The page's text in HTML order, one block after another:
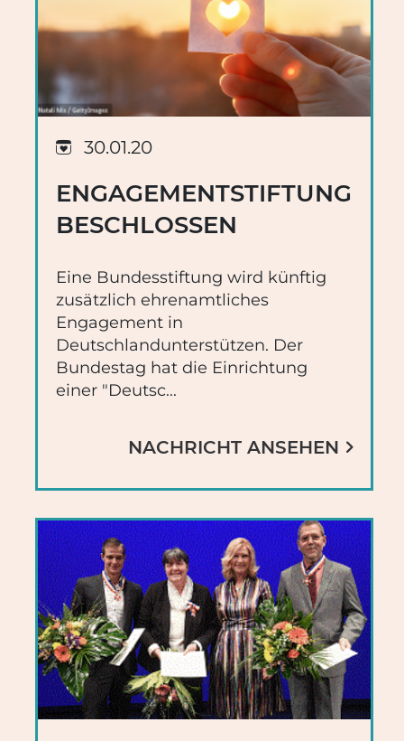
30.01.20
ENGAGEMENTSTIFTUNG
BESCHLOSSEN
Eine Bundesstiftung wird künftig
zusätzlich ehrenamtliches
Engagement in
Deutschlandunterstützen. Der
Bundestag hat die Einrichtung
einer "Deutsc...
NACHRICHT ANSEHEN